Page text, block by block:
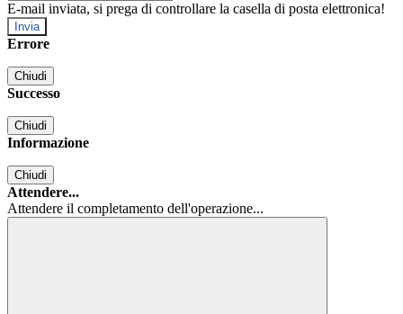
E-mail inviata, si prega di controllare la casella di posta elettronica!
Errore
Chiudi
Successo
Chiudi
Informazione
Chiudi
Attendere...
Attendere il completamento dell'operazione...